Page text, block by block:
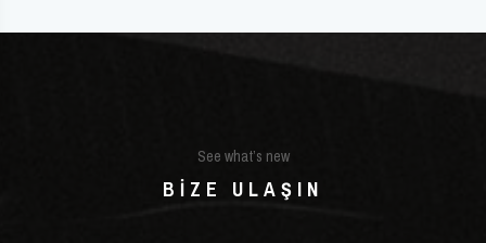
See what’s new
BIZE ULAŞIN